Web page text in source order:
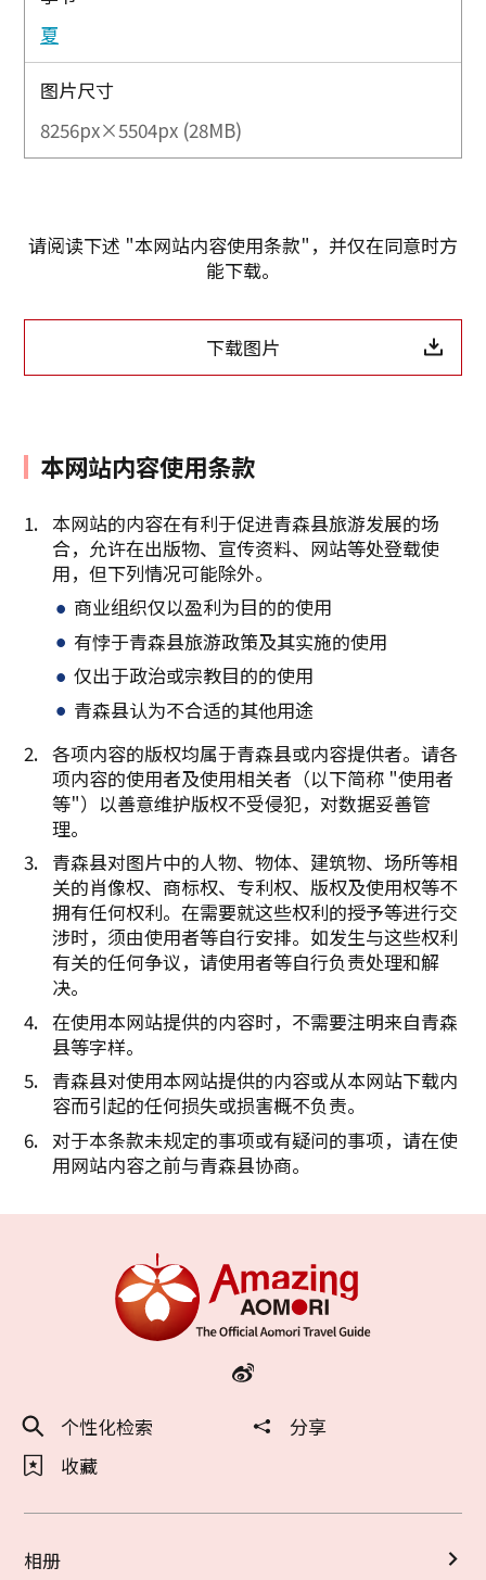
夏
图片尺寸
8256px×5504px (28MB)
请阅读下述 "本网站内容使用条款"，并仅在同意时方
能下载。
下载图片
本网站内容使用条款
本网站的内容在有利于促进青森县旅游发展的场
合，允许在出版物、宣传资料、网站等处登载使
用，但下列情况可能除外。
商业组织仅以盈利为目的的使用
有悖于青森县旅游政策及其实施的使用
仅出于政治或宗教目的的使用
青森县认为不合适的其他用途
各项内容的版权均属于青森县或内容提供者。请各
项内容的使用者及使用相关者（以下简称 "使用者
等"）以善意维护版权不受侵犯，对数据妥善管
理。
青森县对图片中的人物、物体、建筑物、场所等相
关的肖像权、商标权、专利权、版权及使用权等不
拥有任何权利。在需要就这些权利的授予等进行交
涉时，须由使用者等自行安排。如发生与这些权利
有关的任何争议，请使用者等自行负责处理和解
决。
在使用本网站提供的内容时，不需要注明来自青森
县等字样。
青森县对使用本网站提供的内容或从本网站下载内
容而引起的任何损失或损害概不负责。
对于本条款未规定的事项或有疑问的事项，请在使
用网站内容之前与青森县协商。
个性化检索
分享
收藏
相册
复制链接